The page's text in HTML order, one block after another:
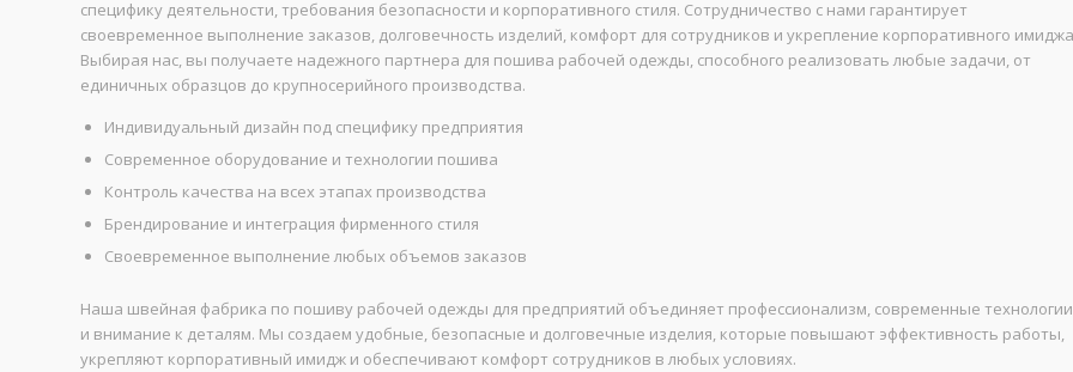
специфику деятельности, требования безопасности и корпоративного стиля. Сотрудничество с нами гарантирует
своевременное выполнение заказов, долговечность изделий, комфорт для сотрудников и укрепление корпоративного
Выбирая нас, вы получаете надежного партнера для пошива рабочей одежды, способного реализовать любые задачи, от
единичных образцов до крупносерийного производства.
Индивидуальный дизайн под специфику предприятия
Современное оборудование и технологии пошива
Контроль качества на всех этапах производства
Брендирование и интеграция фирменного стиля
Своевременное выполнение любых объемов заказов
Наша швейная фабрика по пошиву рабочей одежды для предприятий объединяет профессионализм, современные технологии
и внимание к деталям. Мы создаем удобные, безопасные и долговечные изделия, которые повышают эффективность работы,
укрепляют корпоративный имидж и обеспечивают комфорт сотрудников в любых условиях.